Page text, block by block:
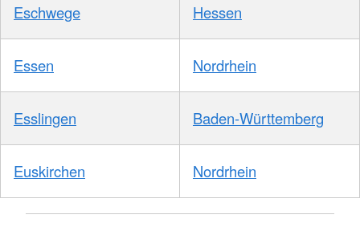
Eschwege Hessen
Essen Nordrhein
Esslingen Baden-Württemberg
Euskirchen Nordrhein